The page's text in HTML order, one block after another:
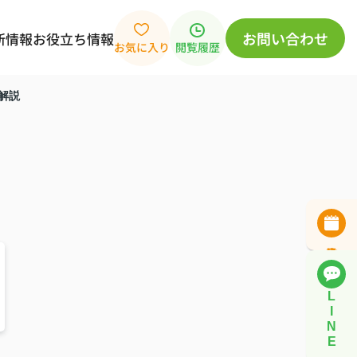
情報お役立ち情報お気に入り 閲覧履歴 お問い合わせ
L
N
E
説